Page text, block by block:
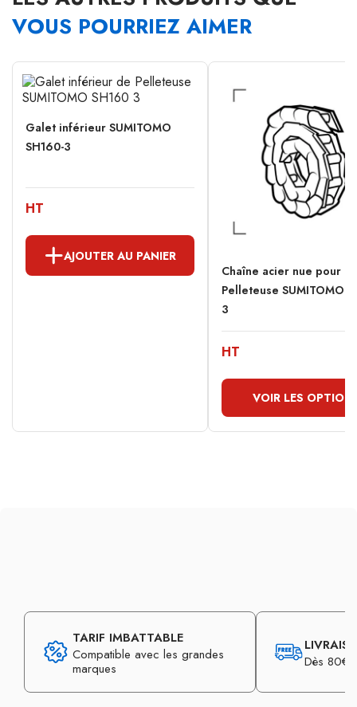
VOUS POURRIEZ AIMER
Galet inférieur SUMITOMO
SH160-3
HT
AJOUTER AU PANIER
Chaîne acier nue pour
Pelleteuse SUMITOMO
3
HT
VOIR LES
TARIF IMBATTABLE
Compatible avec les grandes
marques
Dès 80€